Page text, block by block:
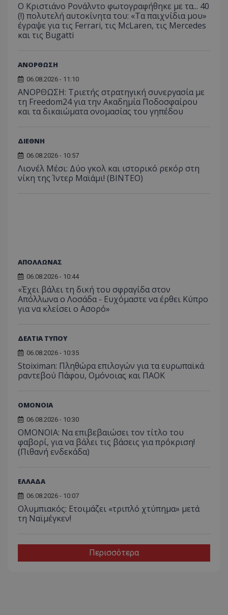
Ο Κριστιάνο Ρονάλντο φωτογραφήθηκε με τα... 40
(!) πολυτελή αυτοκίνητα του: «Τα παιχνίδια μου»
έγραψε για τις Ferrari, τις McLaren, τις Mercedes
και τις Bugatti
ΑΝΟΡΘΩΣΗ
06.08.2026 - 11:10
ΑΝΟΡΘΩΣΗ: Τριετής στρατηγική συνεργασία με
τη Freedom24 για την Ακαδημία Ποδοσφαίρου
και τα δικαιώματα ονομασίας του γηπέδου
ΔΙΕΘΝΗ
06.08.2026 - 10:57
Λιονέλ Μέσι: Δύο γκολ και ιστορικό ρεκόρ στη
νίκη της Ίντερ Μαϊάμι! (ΒΙΝΤΕΟ)
ΑΠΟΛΛΩΝΑΣ
06.08.2026 - 10:44
«Έχει βάλει τη δική του σφραγίδα στον
Απόλλωνα ο Λοσάδα - Ευχόμαστε να έρθει Κύπρο
για να κλείσει ο Ασορό»
ΔΕΛΤΙΑ ΤΥΠΟΥ
06.08.2026 - 10:35
Stoiximan: Πληθώρα επιλογών για τα ευρωπαϊκά
ραντεβού Πάφου, Ομόνοιας και ΠΑΟΚ
ΟΜΟΝΟΙΑ
06.08.2026 - 10:30
ΟΜΟΝΟΙΑ: Να επιβεβαιώσει τον τίτλο του
φαβορί, για να βάλει τις βάσεις για πρόκριση!
(Πιθανή ενδεκάδα)
ΕΛΛΑΔΑ
06.08.2026 - 10:07
Ολυμπιακός: Ετοιμάζει «τριπλό χτύπημα» μετά
τη Ναϊμέγκεν!
Περισσότερα